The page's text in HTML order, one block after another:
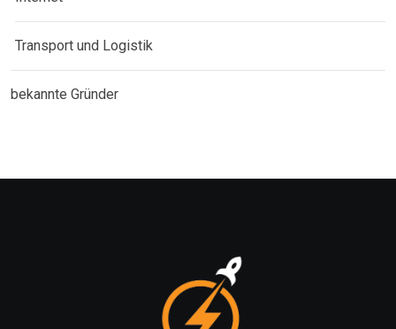
Transport und Logistik
bekannte Gründer